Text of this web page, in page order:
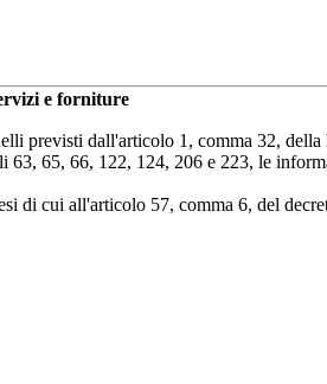
e forniture
previsti dall'articolo 1, comma 32,
65, 66, 122, 124, 206 e 223, le
di cui all'articolo 57, comma 6, del